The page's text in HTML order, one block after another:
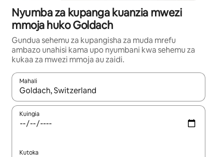
Nyumba za kupanga kuanzia mwezi
mmoja huko Goldach
Gundua sehemu za kupangisha za muda mrefu
ambazo unahisi kama upo nyumbani kwa sehemu za
kukaa za mwezi mmoja au zaidi.
Mahali
Wakati matokeo yanapatikana, vinjari kwa kutumia vitufe vya
Kuingia
Kutoka